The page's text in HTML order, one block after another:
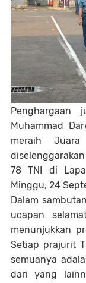
Penghargaan
Muhammad
meraih
78 TNI di
Minggu, 24
Dalam
ucapan
menunjukkan
Setiap prajurit
semuanya
dari yang